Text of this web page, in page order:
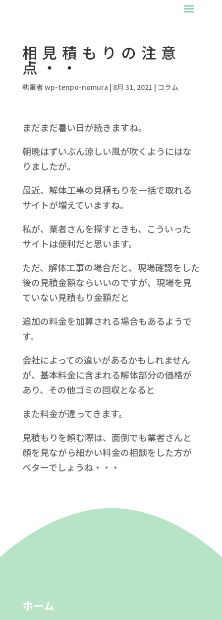
相見積もりの注意
点・・
執筆者wp-tenpo-nomura | 8月 31, 2021 | コラム
まだまだ暑い日が続きますね。
朝晩はずいぶん涼しい風が吹くようにはな
りましたが。
最近、解体工事の見積もりを一括で取れる
サイトが増えていますね。
私が、業者さんを探すときも、こういった
サイトは便利だと思います。
ただ、解体工事の場合だと、現場確認をした
後の見積金額ならいいのですが、現場を見
ていない見積もり金額だと
追加の料金を加算される場合もあるようで
す。
会社によっての違いがあるかもしれません
が、基本料金に含まれる解体部分の価格が
あり、その他ゴミの回収となると
また料金が違ってきます。
見積もりを頼む際は、面倒でも業者さんと
顔を見ながら細かい料金の相談をした方が
ベターでしょうね・・・
ホーム